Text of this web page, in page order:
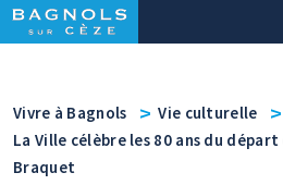
Panneau de gestion des cookies
Menu principal
Contenu
Vivre à Bagnols v Vie culturelle v
La Ville célèbre les 80 ans du
Braquet